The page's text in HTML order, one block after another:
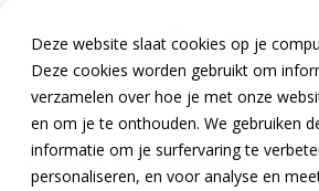
Deze website slaat cookies op je
Deze cookies worden gebruikt om
verzamelen over hoe je met onze
en om je te onthouden. We gebruiken
informatie om je surfervaring te
personaliseren, en voor analyse en
Producten
Home »Producten » Railcon
Raildraagplaten embedded